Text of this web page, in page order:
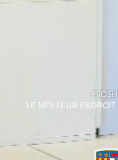
LE MEILLEUR